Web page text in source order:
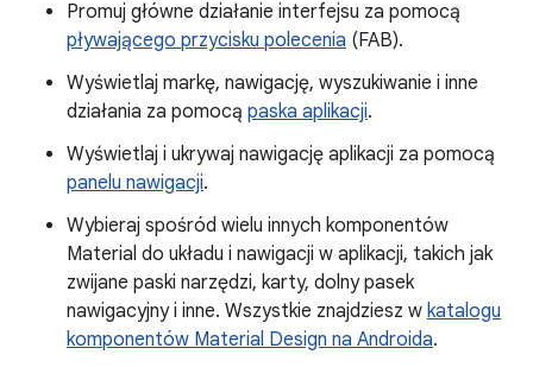
Promuj główne działanie interfejsu za pomocą
pływającego przycisku polecenia (FAB).
Wyświetlaj markę, nawigację, wyszukiwanie i inne
działania za pomocą paska aplikacji.
Wyświetlaj i ukrywaj nawigację aplikacji za pomocą
panelu nawigacji.
Wybieraj spośród wielu innych komponentów
Material do układu i nawigacji w aplikacji, takich jak
zwijane paski narzędzi, karty, dolny pasek
nawigacyjny i inne. Wszystkie znajdziesz w katalogu
komponentów Material Design na Androida.